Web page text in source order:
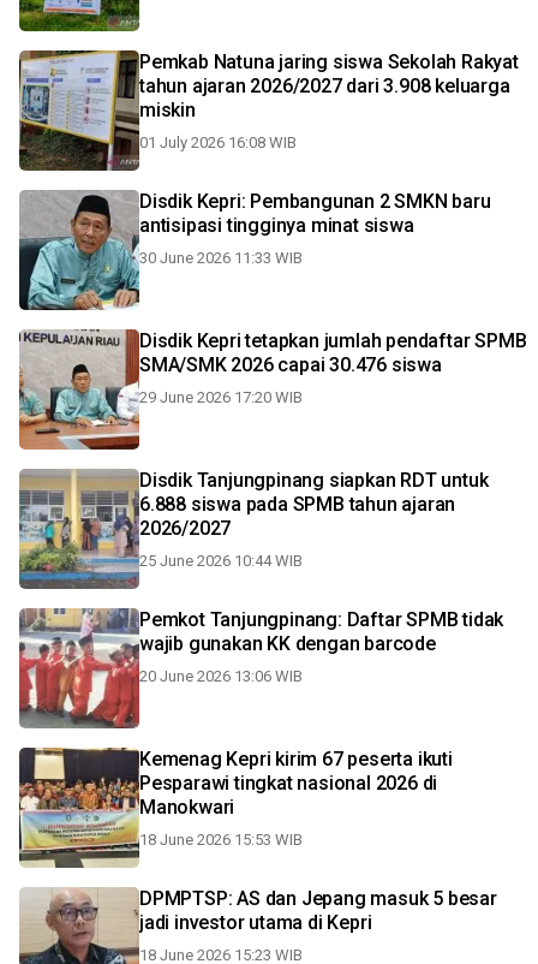
Pemkab Natuna jaring siswa Sekolah Rakyat
tahun ajaran 2026/2027 dari 3.908 keluarga
miskin
01 July 2026 16:08 WIB
Disdik Kepri: Pembangunan 2 SMKN baru
antisipasi tingginya minat siswa
30 June 2026 11:33 WIB
Disdik Kepri tetapkan jumlah pendaftar SPMB
SMA/SMK 2026 capai 30.476 siswa
29 June 2026 17:20 WIB
Disdik Tanjungpinang siapkan RDT untuk
6.888 siswa pada SPMB tahun ajaran
2026/2027
25 June 2026 10:44 WIB
Pemkot Tanjungpinang: Daftar SPMB tidak
wajib gunakan KK dengan barcode
20 June 2026 13:06 WIB
Kemenag Kepri kirim 67 peserta ikuti
Pesparawi tingkat nasional 2026 di
Manokwari
18 June 2026 15:53 WIB
DPMPTSP: AS dan Jepang masuk 5 besar
jadi investor utama di Kepri
18 June 2026 15:23 WIB